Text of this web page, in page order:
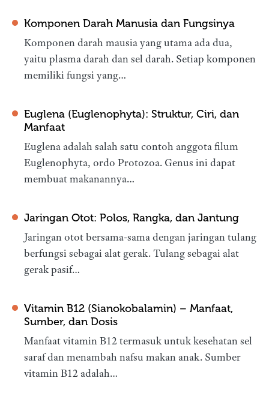
Komponen Darah Manusia dan Fungsinya
Komponen darah mausia yang utama ada dua,
yaitu plasma darah dan sel darah. Setiap komponen
memiliki fungsi yang…
Euglena (Euglenophyta): Struktur, Ciri, dan
Manfaat
Euglena adalah salah satu contoh anggota filum
Euglenophyta, ordo Protozoa. Genus ini dapat
membuat makanannya…
Jaringan Otot: Polos, Rangka, dan Jantung
Jaringan otot bersama-sama dengan jaringan tulang
berfungsi sebagai alat gerak. Tulang sebagai alat
gerak pasif…
Vitamin B12 (Sianokobalamin) – Manfaat,
Sumber, dan Dosis
Manfaat vitamin B12 termasuk untuk kesehatan sel
saraf dan menambah nafsu makan anak. Sumber
vitamin B12 adalah…